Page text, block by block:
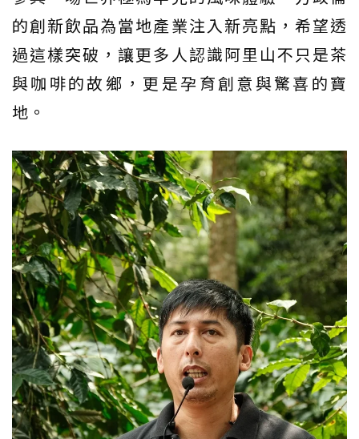
的創新飲品為當地產業注入新亮點，希望透
過這樣突破，讓更多人認識阿里山不只是茶
與咖啡的故鄉，更是孕育創意與驚喜的寶
地。